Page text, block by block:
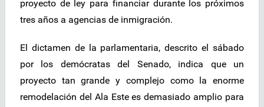
proyecto de ley para financiar durante los próximos
tres años a agencias de inmigración.
El dictamen de la parlamentaria, descrito el sábado
por los demócratas del Senado, indica que un
proyecto tan grande y complejo como la enorme
remodelación del Ala Este es demasiado amplio para